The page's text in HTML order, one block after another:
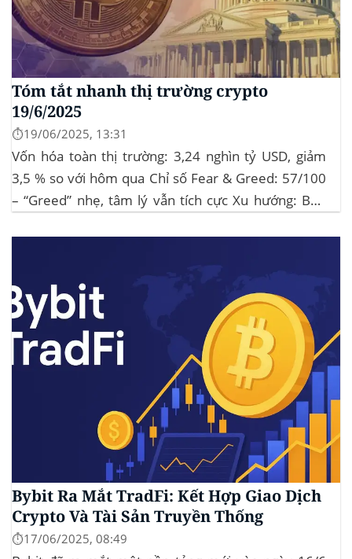
Tóm tắt nhanh thị trường crypto
19/6/2025
⏱️19/06/2025, 13:31
Vốn hóa toàn thị trường: 3,24 nghìn tỷ USD, giảm
3,5 % so với hôm qua Chỉ số Fear & Greed: 57/100
– “Greed” nhẹ, tâm lý vẫn tích cực Xu hướng: BTC
Bybit Ra Mắt TradFi: Kết Hợp Giao Dịch
Crypto Và Tài Sản Truyền Thống
⏱️17/06/2025, 08:49